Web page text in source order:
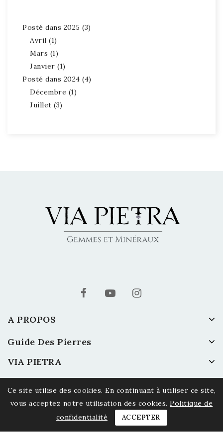
Posté dans 2025 (3)
Avril (1)
Mars (1)
Janvier (1)
Posté dans 2024 (4)
Décembre (1)
Juillet (3)
A PROPOS
Guide Des Pierres
VIA PIETRA
Ce site utilise des cookies. En continuant à utiliser ce site,
vous acceptez notre utilisation des cookies. Politique de
confidentialité
ACCEPTER
© 2026 Via Pietra - Gemmes et Minéraux